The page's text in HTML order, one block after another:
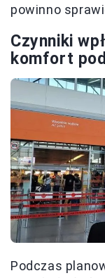
powinno
Czynniki
komfort
Podczas